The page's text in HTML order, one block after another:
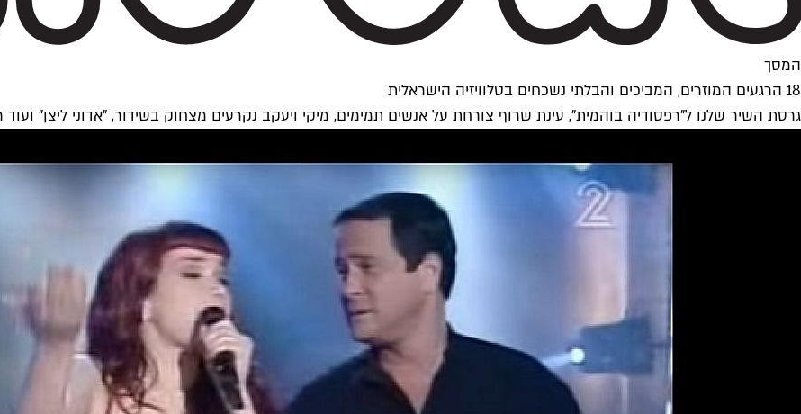
המסך
18 הרגעים המוזרים, המביכים והבלתי נשכחים בטלוויזיה הישראלית
גרסת השיר שלנו ל"רפסודיה בוהמית", עינת שרוף צורחת על אנשים תמימים, מיקי ויעקב נקרעים מצחוק בשידור, "אדוני ליצן" ועוד